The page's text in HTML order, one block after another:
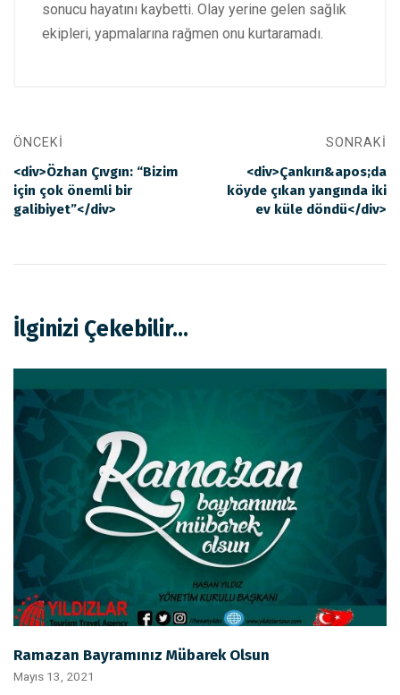
sonucu hayatını kaybetti. Olay yerine gelen sağlık
ekipleri, yapmalarına rağmen onu kurtaramadı.
ÖNCEKI
<div>Özhan Çıvgın: “Bizim
için çok önemli bir
galibiyet”</div>
SONRAKI
<div>Çankırı&apos;da
köyde çıkan yangında iki
ev küle döndü</div>
İlginizi Çekebilir...
Ramazan Bayramınız Mübarek Olsun
Mayıs 13, 2021